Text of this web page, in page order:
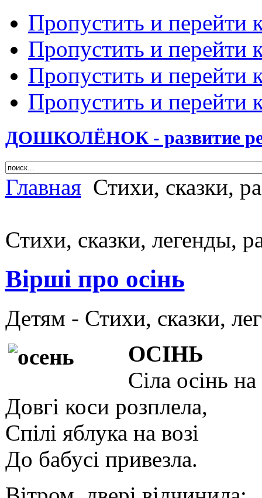
Пропустить и перейти
Пропустить и перейти
Пропустить и перейти
Пропустить и перейти
ДОШКОЛЁНОК - развитие
Главная Стихи, сказки,
Стихи, сказки, легенды,
Вірші про осінь
Детям - Стихи, сказки,
ОСІНЬ
Сіла осінь
Довгі коси розплела,
Спілі яблука на возі
До бабусі привезла.